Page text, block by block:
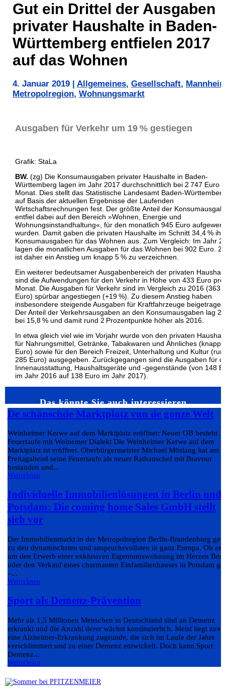
Gut ein Drittel der Ausgaben
privater Haushalte in Baden-
Württemberg entfielen 2017
auf das Wohnen
4. Januar 2019 Allgemeines, Gesellschaft,
Metropolregion, Wohnungsmarkt
Ausgaben für Verkehr um 19 % gestiegen
Grafik: StaLa
BW. (zg) Die Konsumausgaben privater Haushalte in Baden-
Württemberg lagen im Jahr 2017 durchschnittlich bei 2 747 Euro
Monat. Dies stellt das Statistische Landesamt Baden-
auf Basis der aktuellen Ergebnisse der Laufenden
Wirtschaftsrechnungen fest. Der größte Anteil der
entfiel dabei auf den Bereich »Wohnen, Energie und
Wohnungsinstandhaltung«, für den monatlich 945 Euro
wurden. Damit gaben die privaten Haushalte im Schnitt 34,4 %
Konsumausgaben für das Wohnen aus. Zum Vergleich: Im Jahr
lagen die monatlichen Ausgaben für das Wohnen bei 902 Euro.
ist daher ein Anstieg um knapp 5 % zu verzeichnen.
Ein weiterer bedeutsamer Ausgabenbereich der privaten
sind die Aufwendungen für den Verkehr in Höhe von 433 Euro pro
Monat. Die Ausgaben für Verkehr sind im Vergleich zu 2016 (363
Euro) spürbar angestiegen (+19 %). Zu diesem Anstieg haben
insbesondere steigende Ausgaben für Kraftfahrzeuge
Der Anteil der Verkehrsausgaben an den Konsumausgaben lag
bei 15,8 % und damit rund 2 Prozentpunkte höher als 2016.
In etwa gleich viel wie im Vorjahr wurde von den privaten
für Nahrungsmittel, Getränke, Tabakwaren und Ähnliches (knapp
Euro) sowie für den Bereich Freizeit, Unterhaltung und Kultur
285 Euro) ausgegeben. Zurückgegangen sind die Ausgaben für
Innenausstattung, Haushaltsgeräte und -gegenstände (von 148
im Jahr 2016 auf 138 Euro im Jahr 2017).
Das könnte Sie auch interessieren…
De schänschde Marktplatz vun de gonze Welt
Weinheimer Kerwe auf dem Marktplatz eröffnet: Neuer OB besteht
Feuertaufe mit Woinemer Dialekt Die Weinheimer Kerwe auf dem
Marktplatz ist eröffnet. Oberbürgermeister Michael Möslang hat am
Freitagabend seine Feuertaufe als neuer Rathauschef mit Bravour
bestanden und...
Weiterlesen
Individuelle Immobilienlösungen in Berlin und
Potsdam: Die coming home Sales GmbH stellt
sich vor
Der Immobilienmarkt in der Metropolregion Berlin-Brandenburg
zu den dynamischsten und anspruchsvollsten in ganz Europa. Ob es
um den Erwerb einer exklusiven Eigentumswohnung im Herzen
oder den Verkauf eines charmanten Einfamilienhauses in Potsdam
–...
Weiterlesen
Sport als Demenz-Prävention
Mehr als 1,5 Millionen Menschen in Deutschland sind an Demenz
erkrankt und die Anzahl derer wächst kontinuierlich. Meist liegt
eine Alzheimer-Erkrankung zugrunde, die sich im Laufe der Jahre
verschlimmert und zu einer Demenz entwickelt. Doch kann Sport
Demenz...
Weiterlesen